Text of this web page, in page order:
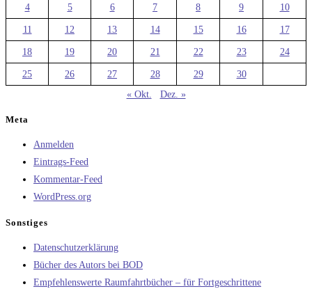
4 5 6 7 8 9 10
11 12 13 14 15 16 17
18 19 20 21 22 23 24
25 26 27 28 29
30
« Okt.
Dez. »
Meta
Anmelden
Eintrags-Feed
Kommentar-Feed
WordPress.org
Sonstiges
Datenschutzerklärung
Bücher des Autors bei BOD
Empfehlenswerte Raumfahrtbücher – für Fortgeschrittene